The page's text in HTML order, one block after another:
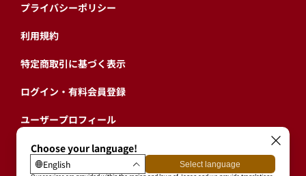
プライバシーポリシー
利用規約
特定商取引に基づく表示
ログイン・有料会員登録
ユーザープロフィール
会員情報引継ぎ